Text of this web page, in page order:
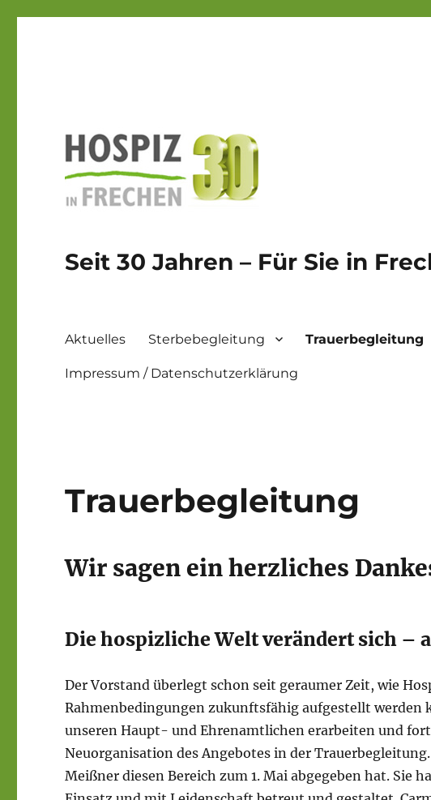
Seit 30 Jahren – Für Sie in
Aktuelles Sterbebegleitung Trauerbegleitung
Impressum / Datenschutzerklärung
Trauerbegleitung
Wir sagen ein herzliches
Die hospizliche Welt verändert sich –
Der Vorstand überlegt schon seit geraumer Zeit, wie
Rahmenbedingungen zukunftsfähig aufgestellt werden
unseren Haupt- und Ehrenamtlichen erarbeiten und
Neuorganisation des Angebotes in der
Meißner diesen Bereich zum 1. Mai abgegeben hat. Sie